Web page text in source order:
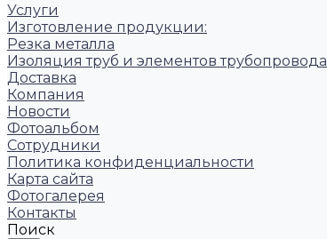
Услуги
Изготовление продукции:
Резка металла
Изоляция труб и элементов трубопровода
Доставка
Компания
Новости
Фотоальбом
Сотрудники
Политика конфиденциальности
Карта сайта
Фотогалерея
Контакты
Поиск